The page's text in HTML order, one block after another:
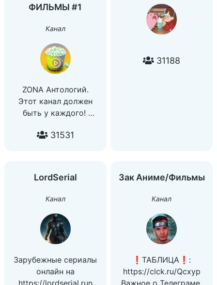
https://t.me/
ФИЛЬМЫ #1
Канал
ZONA Антологий.
Этот канал должен
быть у каждого!
телеграмм канал, где
аномальными
рейтингами.
Канал для олдов!!
просмотра!)))
31531
31188
LordSerial
Канал
Зарубежные сериалы
онлайн на
Зак Аниме/Фильмы
Канал
❗ТАБЛИЦА❗:
https://clck.ru/Qcxyp